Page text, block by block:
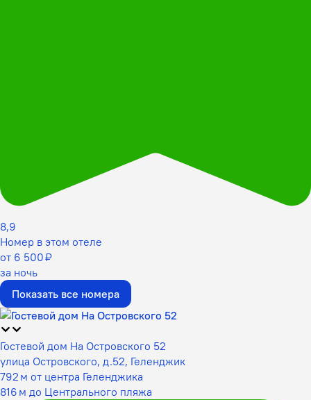
8,9
Номер в этом отеле
от 6 500 ₽
за ночь
Показать все номера
Гостевой дом На Островского 52
улица Островского, д.52, Геленджик
792 м от центра Геленджика
816 м до Центрального пляжа